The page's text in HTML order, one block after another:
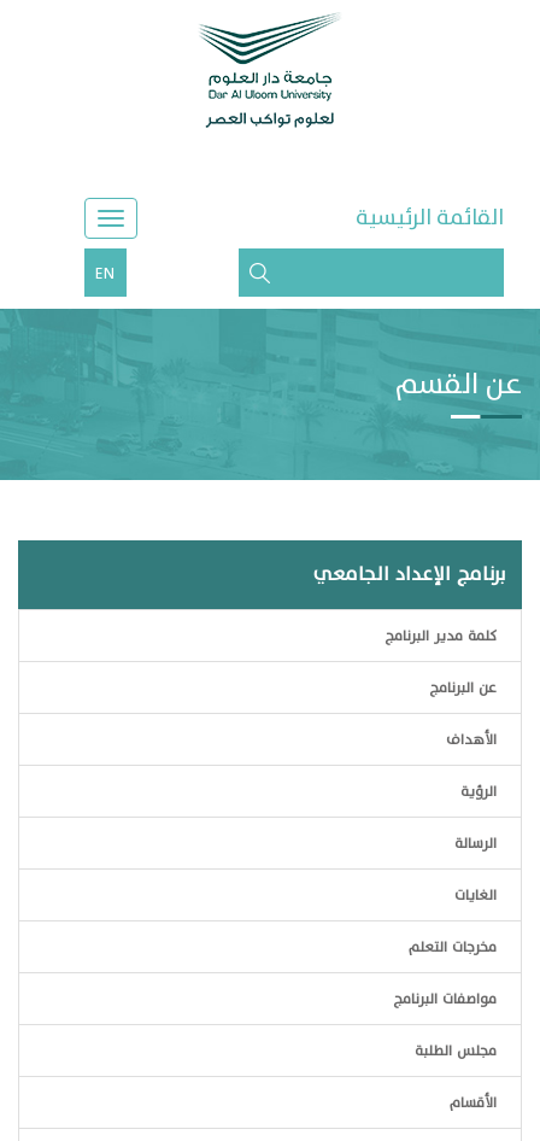
القائمة الرئيسية
EN
عن القسم
برنامج الإعداد الجامعي
كلمة مدير البرنامج
عن البرنامج
الأهداف
الرؤية
الرسالة
الغايات
مخرجات التعلم
مواصفات البرنامج
مجلس الطلبة
الأقسام